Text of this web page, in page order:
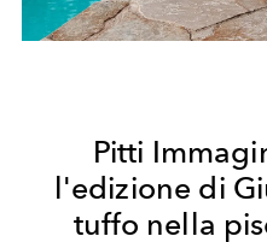
Pitti
l'edizione di
tuffo nella